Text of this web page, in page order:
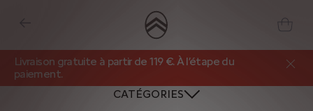
Livraison gratuite à partir de 119 €. À l’étape du
paiement.
CATÉGORIES